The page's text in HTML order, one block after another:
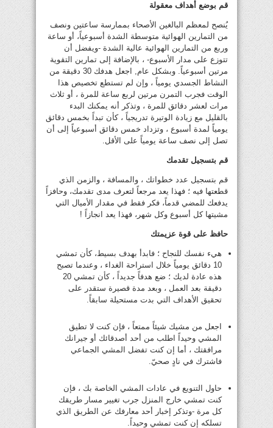
قم بوضع أهداف معقولة
يُنصح لمعظم البالغين الأصحاء بممارسة ساعتين ونصف
من التمارين الهوائية متوسطة الشدة أسبوعياً، أو ساعة
وربع من التمارين الهوائية عالية الشدة -ويفضل أن
تتوزع على مدار الأسبوع- ، بالإضافة إلى تمارين التقوية
مرتين أسبوعياً. وبشكل عام, اجعل هدفك 30 دقيقة من
النشاط الجسدي يومياً ، وإن لم تستطع تخصيص هذا
الوقت فجرب التمرن مرتين لربع ساعة للمرة ، أو ثلاث
مرات لعشر دقائق للمرة ، وتذكر أنه يمكنك البدء
بالقليل مع زيادة الوتيرة تدريجياً ، كأن تبداً بخمس دقائق
يومياً لمدة أسبوع ، وتزداد خمس دقائق أسبوعياً إلى أن
تصل إلى نصف ساعة يومياً على الأقل.
قم بتسجيل تقدمك
قم بتسجيل عدد خطواتك ، والمسافة ، والزمن الذي
قطعتها فيه ؛ فهذا يعد مرجعاً لتعرف مدى تقدمك، وحافزاً
يدفعك للمضي قدماً، فكر فقط في مقدار الأميال التي
مشيتها كل أسبوع وكل شهر، فهذا يعد انجازاً !
حافظ على قوة عزيمتك
هيء نفسك للنجاح ؛ فابدأ بهدف بسيط، كأن تمشي
10 دقائق يومياً خلال استراحة الغداء ، وعندما تصبح
هذه عادة لديك ؛ ضع هدفاً جديداً ، كأن تمشي 20
دقيقة بعد العمل ، وبعد مدة قصيرة ستقدر على
تحقيق الأهداف التي بدت مستحيلة سابقاً.
اجعل من مشيك شيئاً ممتعاً ، فإن كنت لا تطيق
المشي وحيداً اطلب من أحد أصدقائك أو جيرانك
مرافقتك ، أما إن كنت تفضل المشي الجماعي
فاشترك في نادٍ صحيّ.
حاول التنويع في عادات المشي الخاصة بك ، فإن
كنت تمشي خارج المنزل جرب تغيير مسار طريقك
كل مرة -وتذكر إخبار أحد معارفك عن الطريق الذي
تسلكه إن كنت تمشي وحيداً.